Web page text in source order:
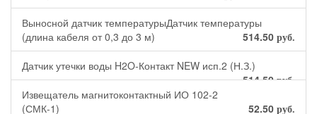
Выносной датчик температурыДатчик температуры
(длина кабеля от 0,3 до 3 м)
514.50 руб.
Датчик утечки воды H2O-Контакт NEW исп.2 (Н.З.)
514.50руб.
Извещатель магнитоконтактный ИО 102-2
(СМК-1)
52.50 руб.